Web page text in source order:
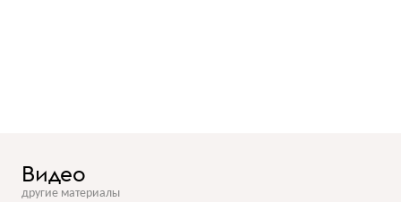
Видео
другие материалы